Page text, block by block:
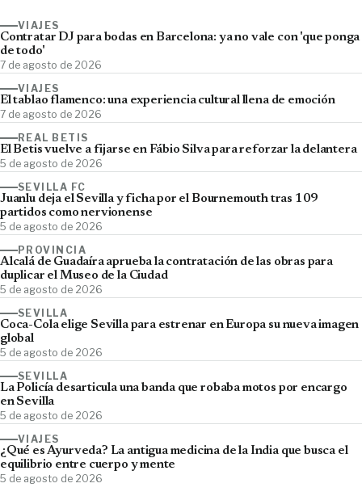
VIAJES
Contratar DJ para bodas en Barcelona: ya no vale con 'que ponga
de todo'
7 de agosto de 2026
VIAJES
El tablao flamenco: una experiencia cultural llena de emoción
7 de agosto de 2026
REAL BETIS
El Betis vuelve a fijarse en Fábio Silva para reforzar la delantera
5 de agosto de 2026
SEVILLA FC
Juanlu deja el Sevilla y ficha por el Bournemouth tras 109
partidos como nervionense
5 de agosto de 2026
PROVINCIA
Alcalá de Guadaíra aprueba la contratación de las obras para
duplicar el Museo de la Ciudad
5 de agosto de 2026
SEVILLA
Coca-Cola elige Sevilla para estrenar en Europa su nueva imagen
global
5 de agosto de 2026
SEVILLA
La Policía desarticula una banda que robaba motos por encargo
en Sevilla
5 de agosto de 2026
VIAJES
¿Qué es Ayurveda? La antigua medicina de la India que busca el
equilibrio entre cuerpo y mente
5 de agosto de 2026